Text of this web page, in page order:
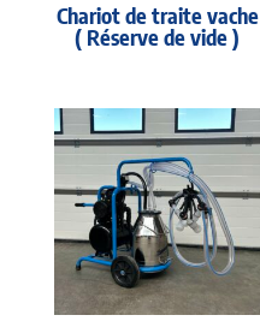
Chariot de traite vache
( Réserve de vide )